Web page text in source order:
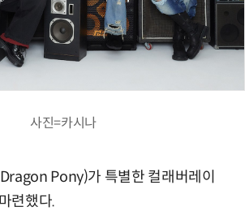
사진=카시나
Pony)가 특별한 컬래버레이
련했다.